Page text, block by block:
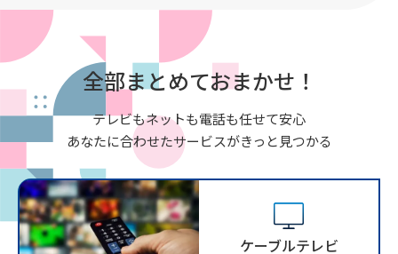
全部まとめておまかせ！
テレビもネットも電話も任せて安心
あなたに合わせたサービスがきっと見つかる
ケーブルテレビ